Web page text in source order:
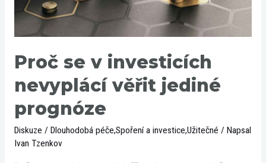
Proč se v investicích
nevyplácí věřit jediné
prognóze
Diskuze / Dlouhodobá péče,Spoření a investice,Užitečné / Napsal
Ivan Tzenkov